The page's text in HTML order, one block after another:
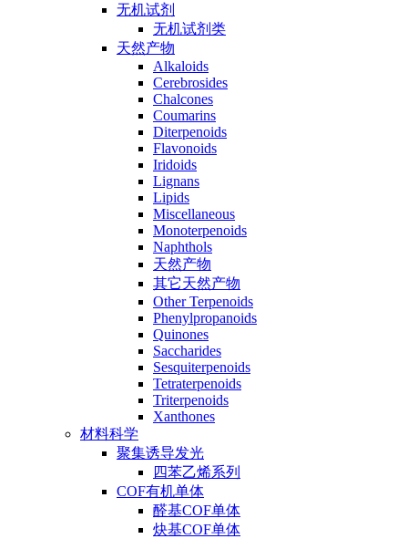
无机试剂
无机试剂类
天然产物
Alkaloids
Cerebrosides
Chalcones
Coumarins
Diterpenoids
Flavonoids
Iridoids
Lignans
Lipids
Miscellaneous
Monoterpenoids
Naphthols
天然产物
其它天然产物
Other Terpenoids
Phenylpropanoids
Quinones
Saccharides
Sesquiterpenoids
Tetraterpenoids
Triterpenoids
Xanthones
材料科学
聚集诱导发光
四苯乙烯系列
COF有机单体
醛基COF单体
炔基COF单体